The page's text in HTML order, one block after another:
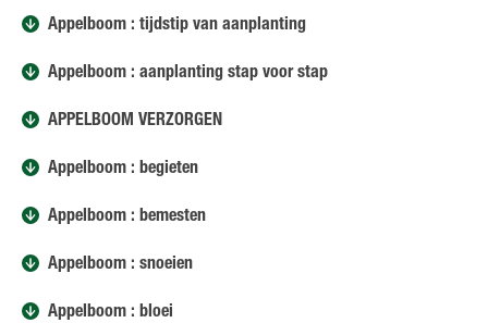
Appelboom : tijdstip van aanplanting
Appelboom : aanplanting stap voor stap
APPELBOOM VERZORGEN
Appelboom : begieten
Appelboom : bemesten
Appelboom : snoeien
Appelboom : bloei